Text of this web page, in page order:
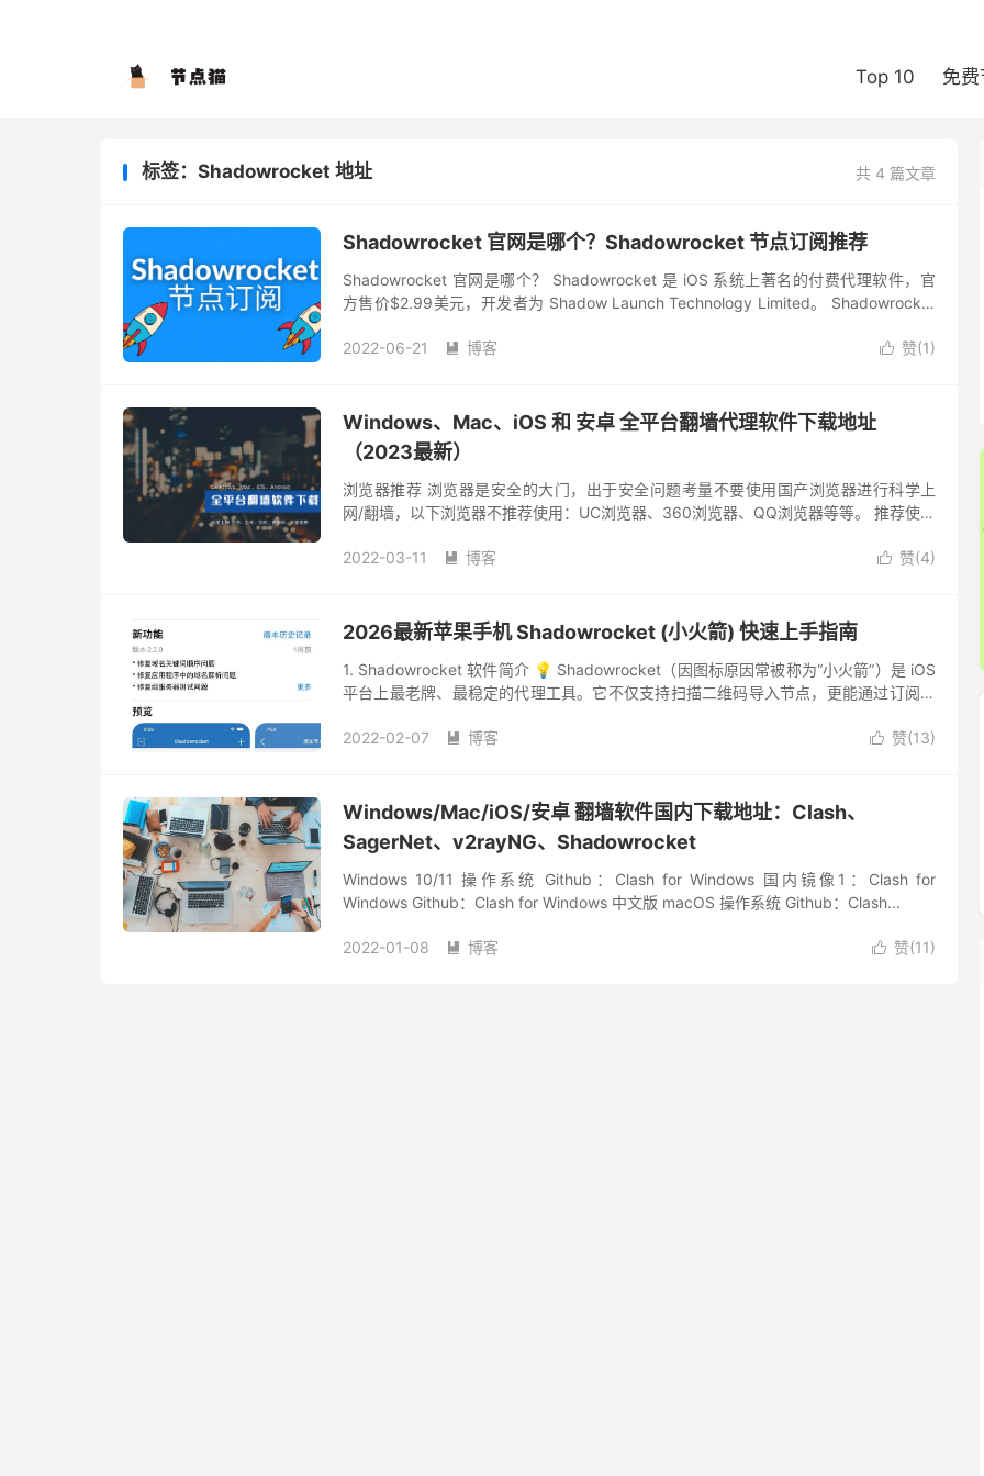
Top 10 免
共 4 篇文章
标签：Shadowrocket 地址
Shadowrocket 官网是哪个？Shadowrocket 节点订阅推荐
Shadowrocket 官网是哪个？ Shadowrocket 是 iOS 系统上著名的付费代理软件，官
方售价$2.99美元，开发者为 Shadow Launch Technology Limited。 Shadowrocket
 赞(1)
2022-06-21  博客
Windows、Mac、iOS 和 安卓 全平台翻墙代理软件下载地址
（2023最新）
浏览器推荐 浏览器是安全的大门，出于安全问题考量不要使用国产浏览器进行科学上
网/翻墙，以下浏览器不推荐使用：UC浏览器、360浏览器、QQ浏览器等等。 推荐使用
 赞(4)
2022-03-11  博客
2026最新苹果手机 Shadowrocket (小火箭) 快速上手指南
1. Shadowrocket 软件简介 💡 Shadowrocket（因图标原因常被称为“小火箭”）是 iOS
平台上最老牌、最稳定的代理工具。它不仅支持扫描二维码导入节点，更能通过订阅链
 赞(13)
2022-02-07  博客
Windows/Mac/iOS/安卓 翻墙软件国内下载地址：Clash、
SagerNet、v2rayNG、Shadowrocket
Windows 10/11 操作系统 Github：Clash for Windows 国内镜像1：Clash for
Windows Github：Clash for Windows 中文版 macOS 操作系统 Github：Clash...
 赞(11)
2022-01-08  博客